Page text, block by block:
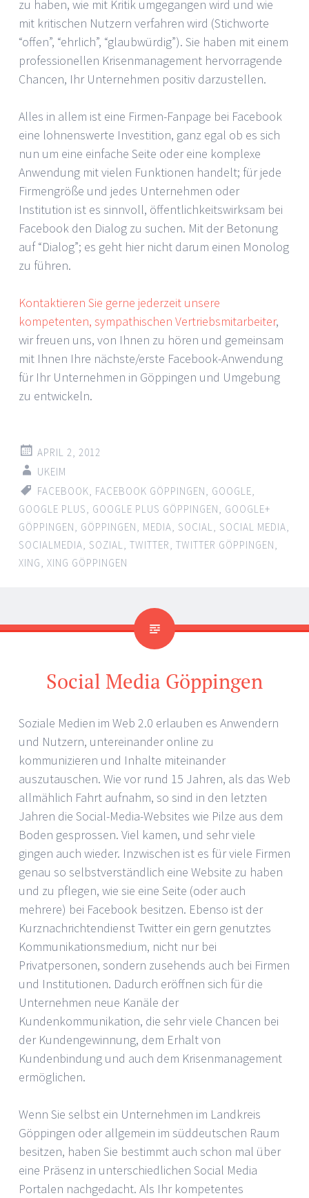
zu haben, wie mit Kritik umgegangen wird und wie
mit kritischen Nutzern verfahren wird (Stichworte
“offen”, “ehrlich”, “glaubwürdig”). Sie haben mit einem
professionellen Krisenmanagement hervorragende
Chancen, Ihr Unternehmen positiv darzustellen.
Alles in allem ist eine Firmen-Fanpage bei Facebook
eine lohnenswerte Investition, ganz egal ob es sich
nun um eine einfache Seite oder eine komplexe
Anwendung mit vielen Funktionen handelt; für jede
Firmengröße und jedes Unternehmen oder
Institution ist es sinnvoll, öffentlichkeitswirksam bei
Facebook den Dialog zu suchen. Mit der Betonung
auf “Dialog”; es geht hier nicht darum einen Monolog
zu führen.
Kontaktieren Sie gerne jederzeit unsere
kompetenten, sympathischen Vertriebsmitarbeiter,
wir freuen uns, von Ihnen zu hören und gemeinsam
mit Ihnen Ihre nächste/erste Facebook-Anwendung
für Ihr Unternehmen in Göppingen und Umgebung
zu entwickeln.
APRIL 2, 2012
UKEIM
FACEBOOK
FACEBOOK GÖPPINGEN GOOGLE
GOOGLE PLUS
GOOGLE PLUS GÖPPINGEN
GOOGLE+
GÖPPINGEN
GÖPPINGEN MEDIA SOCIAL SOCIAL MEDIA
SOCIALMEDIA SOZIAL TWITTER TWITTER GÖPPINGEN
XING XING GÖPPINGEN
Social Media Göppingen
Soziale Medien im Web 2.0 erlauben es Anwendern
und Nutzern, untereinander online zu
kommunizieren und Inhalte miteinander
auszutauschen. Wie vor rund 15 Jahren, als das Web
allmählich Fahrt aufnahm, so sind in den letzten
Jahren die Social-Media-Websites wie Pilze aus dem
Boden gesprossen. Viel kamen, und sehr viele
gingen auch wieder. Inzwischen ist es für viele Firmen
genau so selbstverständlich eine Website zu haben
und zu pflegen, wie sie eine Seite (oder auch
mehrere) bei Facebook besitzen. Ebenso ist der
Kurznachrichtendienst Twitter ein gern genutztes
Kommunikationsmedium, nicht nur bei
Privatpersonen, sondern zusehends auch bei Firmen
und Institutionen. Dadurch eröffnen sich für die
Unternehmen neue Kanäle der
Kundenkommunikation, die sehr viele Chancen bei
der Kundengewinnung, dem Erhalt von
Kundenbindung und auch dem Krisenmanagement
ermöglichen.
Wenn Sie selbst ein Unternehmen im Landkreis
Göppingen oder allgemein im süddeutschen Raum
besitzen, haben Sie bestimmt auch schon mal über
eine Präsenz in unterschiedlichen Social Media
Portalen nachgedacht. Als Ihr kompetentes